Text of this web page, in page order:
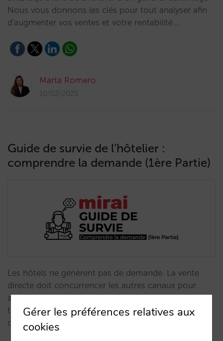
Nous vous donnons les clés pour tout analyser afin
d'augmenter vos ventes et votre rentabilité.…
Marta Romero
10/02/2025
Guide de survie de l’hôtelier :
comprendre la demande (1ère Partie)
Les hôtels ne génèrent pas de demande. La vente
directe doit concurrencer les autres canaux pour
attirer la demande existante. Nous vous expliquons
tout ce que vous devez savoir sur les générateurs de
demande.…
Gérer les préférences relatives aux
cookies